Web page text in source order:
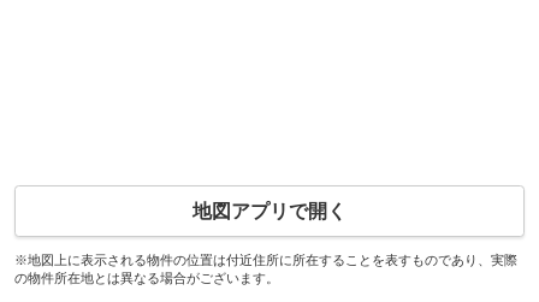
地図アプリで開く
※地図上に表示される物件の位置は付近住所に所在することを表すものであり、実際
の物件所在地とは異なる場合がございます。